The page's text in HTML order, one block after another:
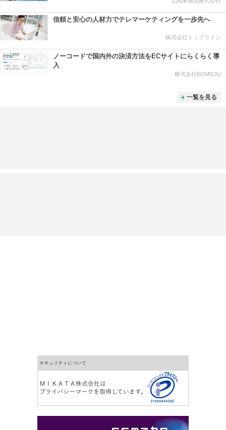
信頼と安心の人材力でテレマーケティングを一歩先へ
株式会社トップライン
ノーコードで国内外の決済方法をECサイトにらくらく導
入
株式会社KOMOJU
一覧を見る